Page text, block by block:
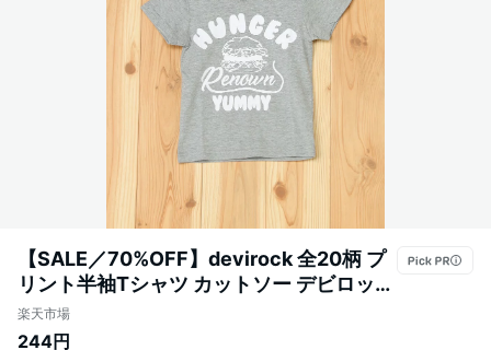
【SALE／70%OFF】devirock 全20柄 プ
リント半袖Tシャツ カットソー デビロック
トップス その他のトップス グレー
楽天市場
244円